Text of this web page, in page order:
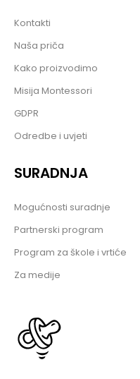
Kontakti
Naša priča
Kako proizvodimo
Misija Montessori
GDPR
Odredbe i uvjeti
SURADNJA
Mogućnosti suradnje
Partnerski program
Program za škole i vrtiće
Za medije